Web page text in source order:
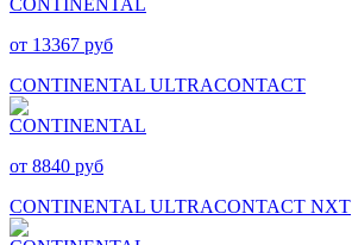
от 13367 руб
CONTINENTAL ULTRACONTACT
от 8840 руб
CONTINENTAL ULTRACONTACT NXT